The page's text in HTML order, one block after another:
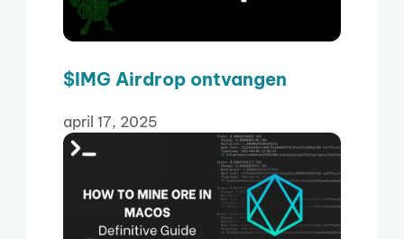
$IMG Airdrop ontvangen
april 17, 2025